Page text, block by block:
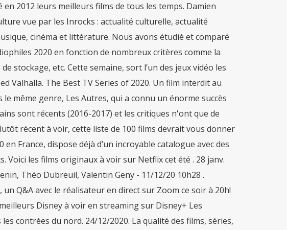
2012 leurs meilleurs films de tous les temps. Damien
vue par les Inrocks : actualité culturelle, actualité
cinéma et littérature. Nous avons étudié et comparé
2020 en fonction de nombreux critères comme la
stockage, etc. Cette semaine, sort l’un des jeux vidéo les
Valhalla. The Best TV Series of 2020. Un film interdit au
même genre, Les Autres, qui a connu un énorme succès
sont récents (2016-2017) et les critiques n'ont que de
récent à voir, cette liste de 100 films devrait vous donner
France, dispose déjà d’un incroyable catalogue avec des
Voici les films originaux à voir sur Netflix cet été . 28 janv.
Théo Dubreuil, Valentin Geny - 11/12/20 10h28 .
un Q&A avec le réalisateur en direct sur Zoom ce soir à 20h!
Disney à voir en streaming sur Disney+ Les
contrées du nord. 24/12/2020. La qualité des films, séries,